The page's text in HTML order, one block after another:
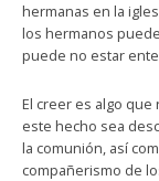
hermanas en la
los hermanos
puede no estar
El creer es algo
este hecho sea
la comunión, así
compañerismo de